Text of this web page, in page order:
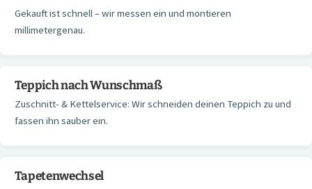
Gekauft ist schnell – wir messen ein und montieren
millimetergenau.
Teppich nach Wunschmaß
Zuschnitt- & Kettelservice: Wir schneiden deinen Teppich zu und
fassen ihn sauber ein.
Tapetenwechsel